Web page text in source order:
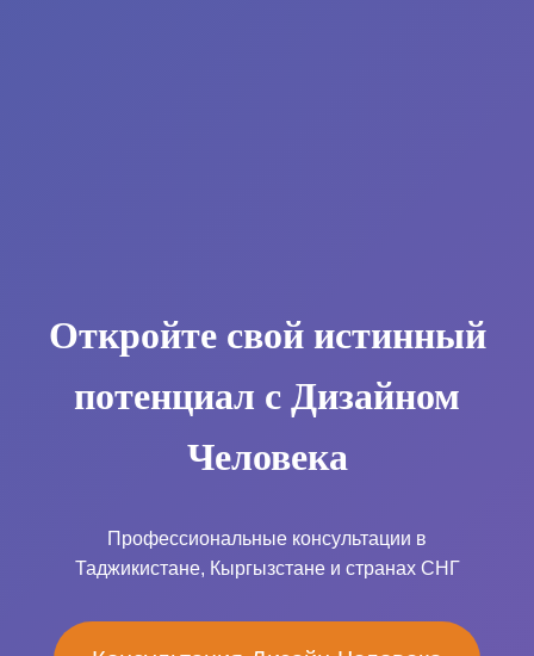
Откройте свой истинный
потенциал с Дизайном
Человека
Профессиональные консультации в
Таджикистане, Кыргызстане и странах СНГ